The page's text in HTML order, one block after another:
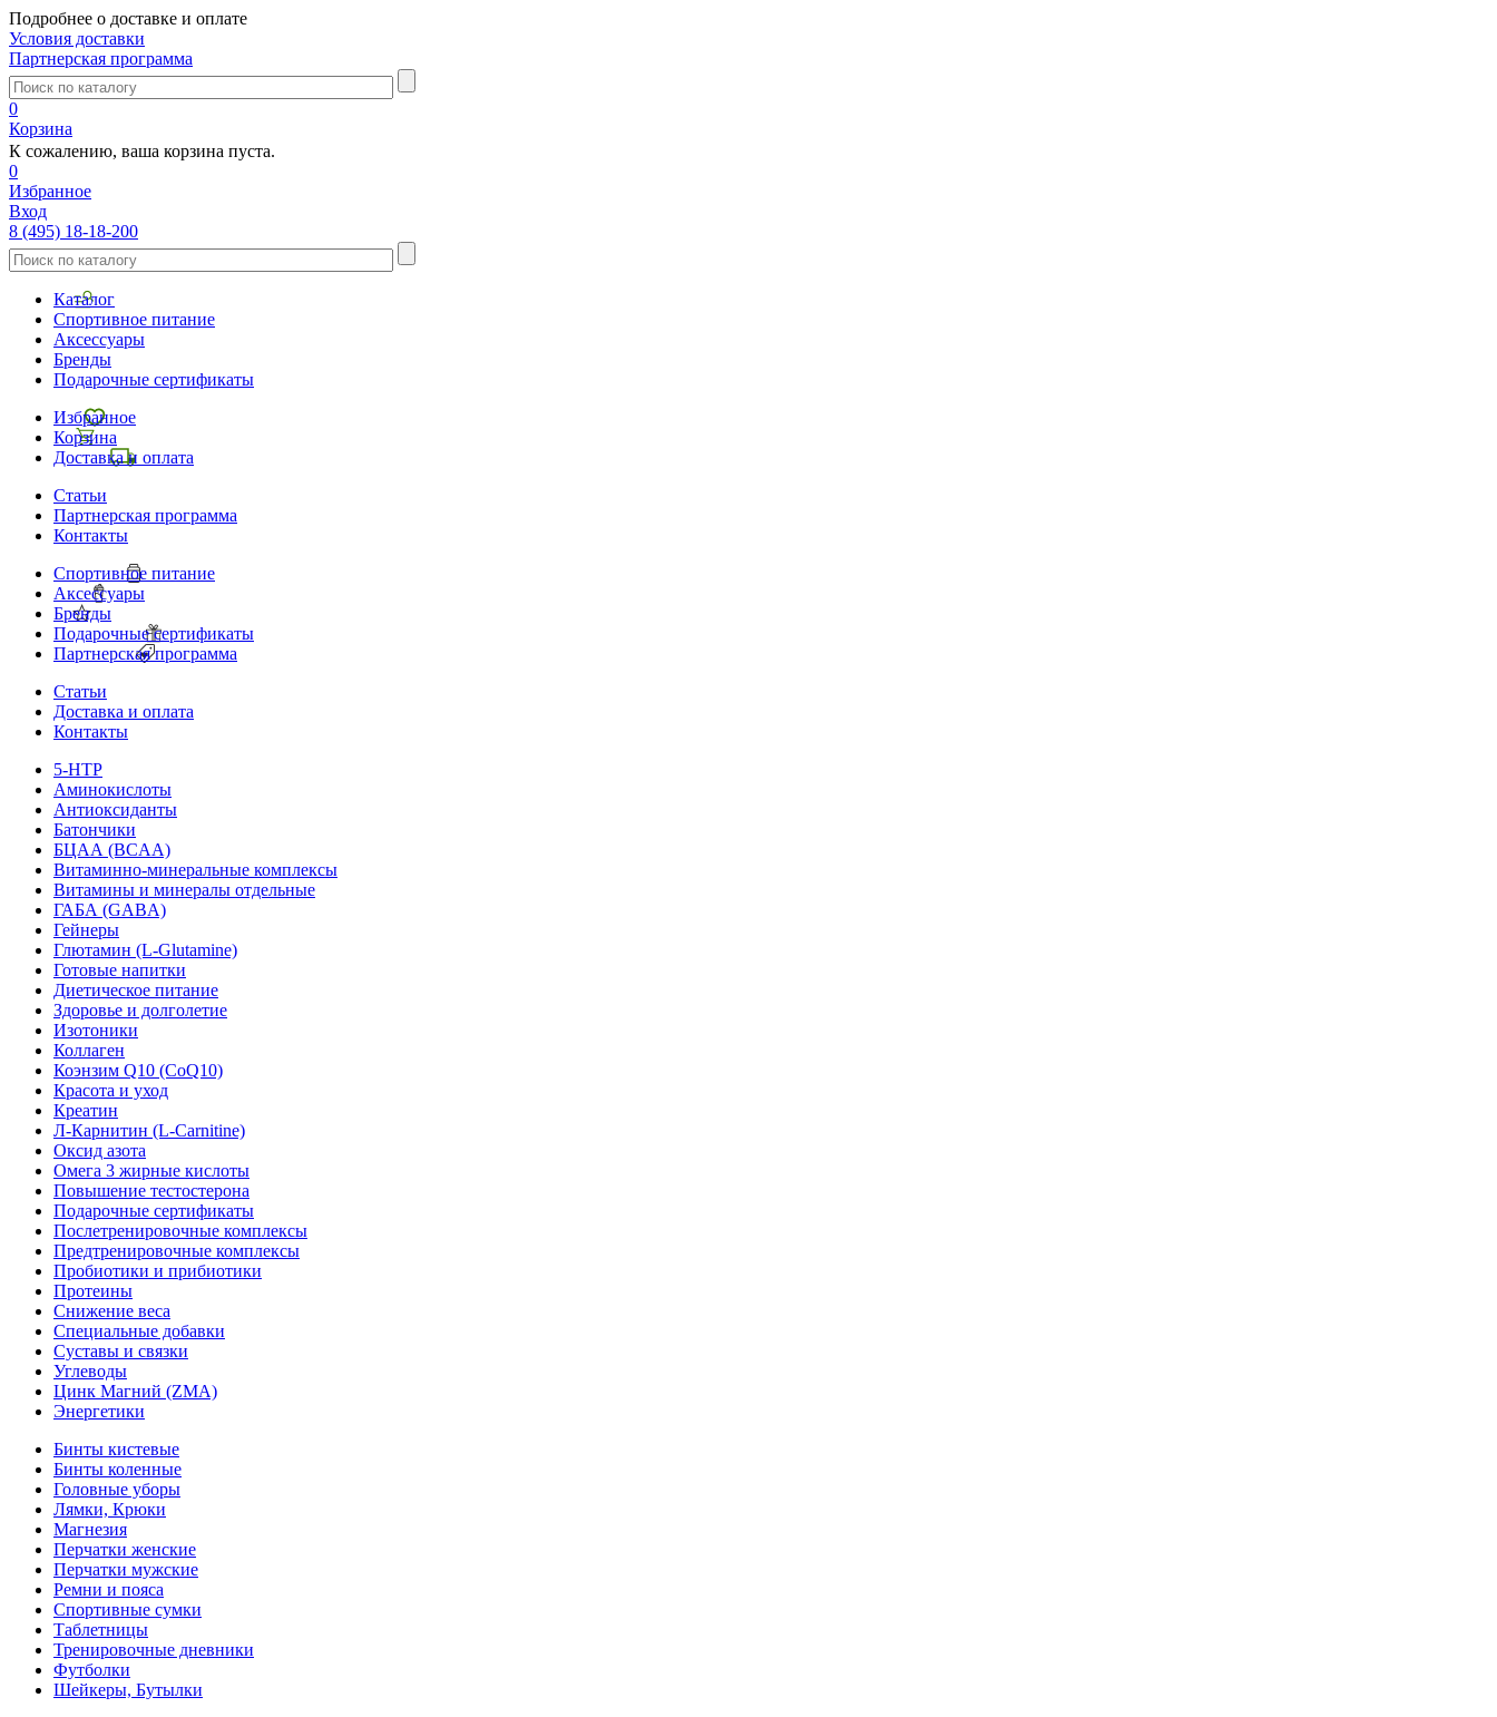
Подробнее о доставке и оплате
Условия доставки
Партнерская программа
0
Корзина
К сожалению, ваша корзина пуста.
0
Избранное
Вход
8 (495) 18-18-200
Каталог
Спортивное питание
Аксессуары
Бренды
Подарочные сертификаты
Избранное
Корзина
Доставка и оплата
Статьи
Партнерская программа
Контакты
Спортивное питание
Аксессуары
Бренды
Подарочные сертификаты
Партнерская программа
Статьи
Доставка и оплата
Контакты
5-HTP
Аминокислоты
Антиоксиданты
Батончики
БЦАА (BCAA)
Витаминно-минеральные комплексы
Витамины и минералы отдельные
ГАБА (GABA)
Гейнеры
Глютамин (L-Glutamine)
Готовые напитки
Диетическое питание
Здоровье и долголетие
Изотоники
Коллаген
Коэнзим Q10 (CoQ10)
Красота и уход
Креатин
Л-Карнитин (L-Сarnitine)
Оксид азота
Омега 3 жирные кислоты
Повышение тестостерона
Подарочные сертификаты
Послетренировочные комплексы
Предтренировочные комплексы
Пробиотики и прибиотики
Протеины
Снижение веса
Специальные добавки
Суставы и связки
Углеводы
Цинк Магний (ZMA)
Энергетики
Бинты кистевые
Бинты коленные
Головные уборы
Лямки, Крюки
Магнезия
Перчатки женские
Перчатки мужские
Ремни и пояса
Спортивные сумки
Таблетницы
Тренировочные дневники
Футболки
Шейкеры, Бутылки